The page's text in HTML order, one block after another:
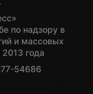
по надзору в
и массовых
года
54686